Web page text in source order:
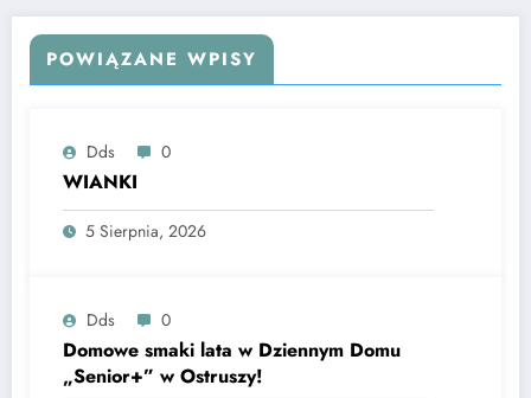
POWIĄZANE WPISY
Dds 0
WIANKI
5 Sierpnia, 2026
Dds 0
Domowe smaki lata w Dziennym Domu
„Senior+” w Ostruszy!